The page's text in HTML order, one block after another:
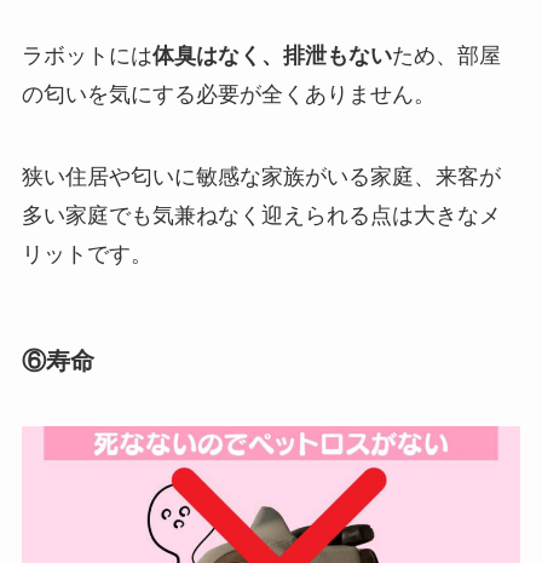
ラボットには体臭はなく、排泄もないため、部屋
の匂いを気にする必要が全くありません。
狭い住居や匂いに敏感な家族がいる家庭、来客が
多い家庭でも気兼ねなく迎えられる点は大きなメ
リットです。
⑥寿命